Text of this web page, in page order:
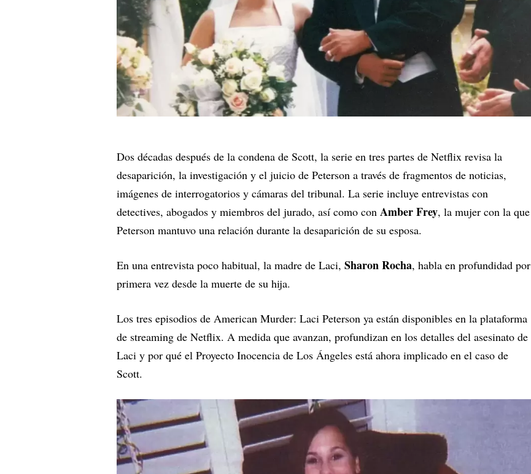
Dos décadas después de la condena de Scott, la serie en tres partes de Netflix revisa la
desaparición, la investigación y el juicio de Peterson a través de fragmentos de noticias,
imágenes de interrogatorios y cámaras del tribunal. La serie incluye entrevistas con
detectives, abogados y miembros del jurado, así como con Amber Frey, la mujer con la que
Peterson mantuvo una relación durante la desaparición de su esposa.
En una entrevista poco habitual, la madre de Laci, Sharon Rocha, habla en profundidad por
primera vez desde la muerte de su hija.
Los tres episodios de American Murder: Laci Peterson ya están disponibles en la plataforma
de streaming de Netflix. A medida que avanzan, profundizan en los detalles del asesinato de
Laci y por qué el Proyecto Inocencia de Los Ángeles está ahora implicado en el caso de
Scott.